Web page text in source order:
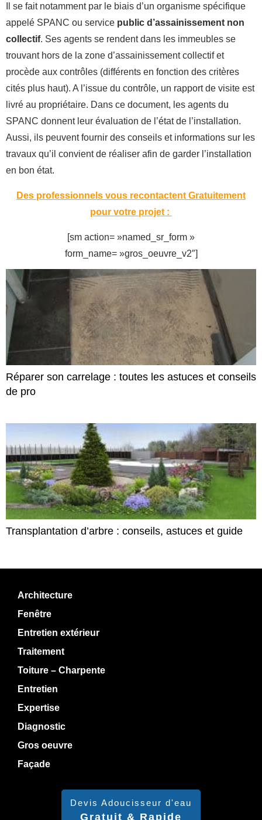
Il se fait notamment par le biais d’un organisme spécifique
appelé SPANC ou service public d’assainissement non
collectif. Ses agents se rendent dans les immeubles se
trouvant hors de la zone d’assainissement collectif et
procède aux contrôles (différents en fonction des critères
cités plus haut). A l’issue du contrôle, un rapport de visite est
livré au propriétaire. Dans ce document, les agents du
SPANC donnent leur évaluation de l’état de l’installation.
Aussi, ils peuvent fournir des conseils et informations sur les
travaux qu’il convient de réaliser afin de garder l’installation
en bon état.
Des professionnels vous recontactent Gratuitement
pour votre projet :
[sm action= »named_sr_form »
form_name= »gros_oeuvre_v2″]
Réparer son carrelage : toutes les astuces et conseils
de pro
Transplantation d’arbre : conseils, astuces et guide
Architecture
Fenêtre
Entretien extérieur
Traitement
Toiture – Charpente
Entretien
Expertise
Diagnostic
Gros oeuvre
Façade
Devis Adoucisseur d'eau
Gratuit & Rapide